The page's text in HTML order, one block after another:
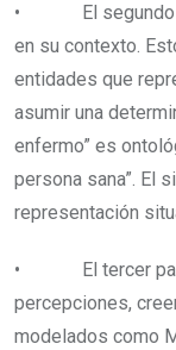
• El segundo
en su contexto.
entidades que
asumir una
enfermo” es
persona sana”. El
representación
• El tercer paso
percepciones,
modelados como